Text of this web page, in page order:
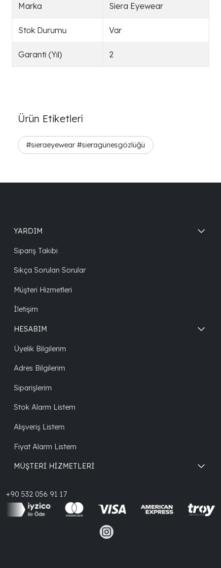
Marka Siera Eyewear
Stok Durumu Var
Garanti (Yıl) 2
Ürün Etiketleri
#sieraeyewear #sieragünesgözlüğü
YARDIM
Sipariş Takibi
Sıkça Sorulan Sorular
Müşteri Hizmetleri
İletişim
HESABIM
Üyelik Bilgilerim
Adres Bilgilerim
Siparişlerim
Stok Alarm Listem
Alışveriş Listem
Fiyat Alarm Listem
MÜŞTERİ HİZMETLERİ
+90 532 056 91 17